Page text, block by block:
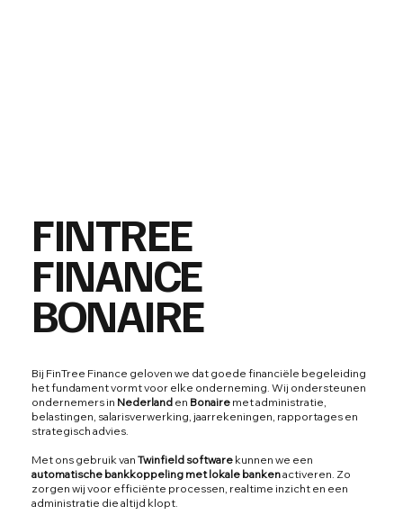
FINTREE
FINANCE
BONAIRE
Bij FinTree Finance geloven we dat goede financiële begeleiding
het fundament vormt voor elke onderneming. Wij ondersteunen
ondernemers in Nederland en Bonaire met administratie,
belastingen, salarisverwerking, jaarrekeningen, rapportages en
strategisch advies.
Met ons gebruik vanTwinfield software kunnen we een
automatische bankkoppeling met lokale bankenactiveren. Zo
zorgen wij voor efficiënte processen, realtime inzicht en een
administratie die altijd klopt.